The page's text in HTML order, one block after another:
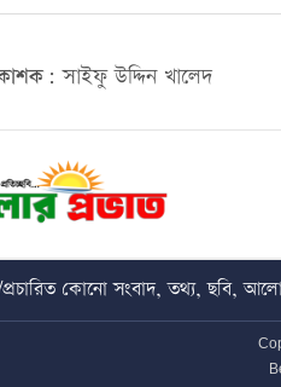
সাইফু উদ্দিন খালেদ
কোনো সংবাদ, তথ্য, ছবি,